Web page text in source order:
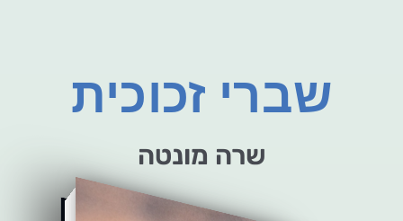
שברי זכוכית
שרה מונטה